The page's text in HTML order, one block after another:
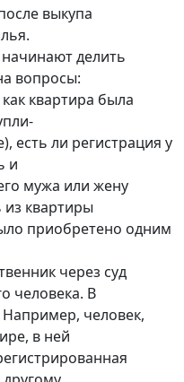
выкупа
начинают делить
вопросы:
квартира была
есть ли регистрация у
и
мужа или жену
квартиры
приобретено одним
через суд
человека. В
Например, человек,
в ней